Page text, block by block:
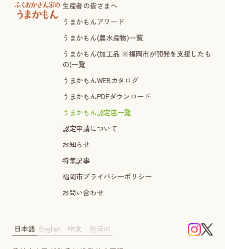
生産者の皆さまへ
うまかもんアワード
うまかもん(農水産物)一覧
うまかもん(加工品 ※福岡市が開発を支援したも
の)一覧
うまかもんWEBカタログ
うまかもんPDFダウンロード
うまかもん認定店一覧
認定申請について
お知らせ
特集記事
福岡市プライバシーポリシー
お問い合わせ
日本語 English 中文 한국어